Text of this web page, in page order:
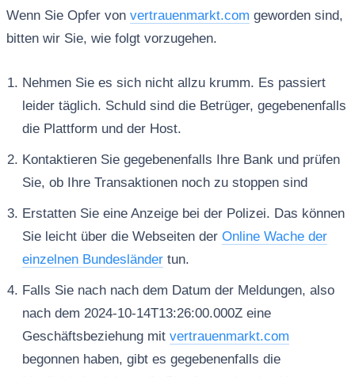
Wenn Sie Opfer von vertrauenmarkt.com geworden sind,
bitten wir Sie, wie folgt vorzugehen.
Nehmen Sie es sich nicht allzu krumm. Es passiert
leider täglich. Schuld sind die Betrüger, gegebenenfalls
die Plattform und der Host.
Kontaktieren Sie gegebenenfalls Ihre Bank und prüfen
Sie, ob Ihre Transaktionen noch zu stoppen sind
Erstatten Sie eine Anzeige bei der Polizei. Das können
Sie leicht über die Webseiten der Online Wache der
einzelnen Bundesländertun.
Falls Sie nach nach dem Datum der Meldungen, also
nach dem 2024-10-14T13:26:00.000Z eine
Geschäftsbeziehung mit vertrauenmarkt.com
begonnen haben, gibt es gegebenenfalls die